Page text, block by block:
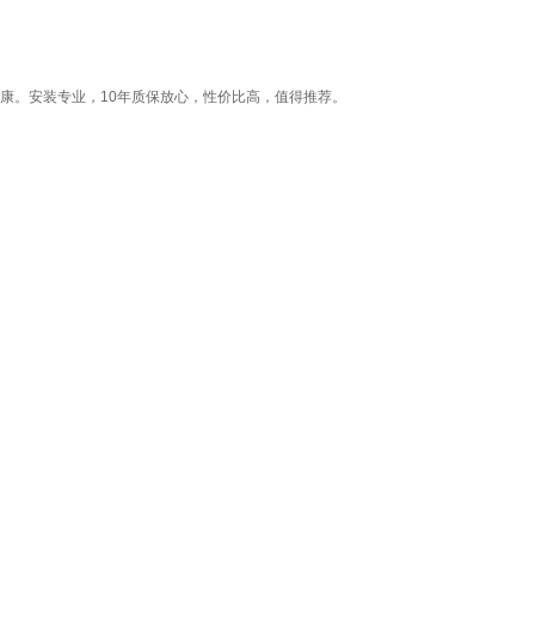
安装专业，10年质保放心，性价比高，值得推荐。